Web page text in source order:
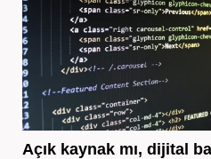
Açık kaynak mı, dijital